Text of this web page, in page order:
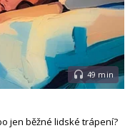
49 min
jen běžné lidské trápení?